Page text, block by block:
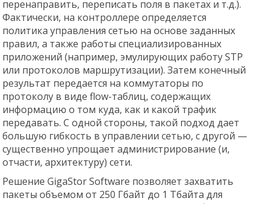
перенаправить, переписать поля в пакетах и т.д.).
Фактически, на контроллере определяется
политика управления сетью на основе заданных
правил, а также работы специализированных
приложений (например, эмулирующих работу STP
или протоколов маршрутизации). Затем конечный
результат передается на коммутаторы по
протоколу в виде flow-таблиц, содержащих
информацию о том куда, как и какой трафик
передавать. С одной стороны, такой подход дает
большую гибкость в управлении сетью, с другой —
существенно упрощает администрирование (и,
отчасти, архитектуру) сети.
Решение GigaStor Software позволяет захватить
пакеты объемом от 250 Гбайт до 1 Тбайта для